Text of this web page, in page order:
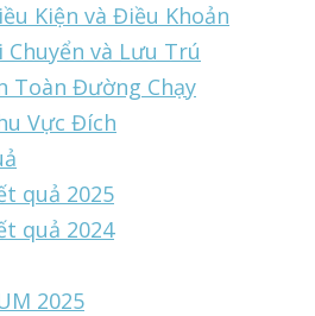
Kiện và Điều Khoản
Chuyển và Lưu Trú
Toàn Đường Chạy
Vực Đích
quả 2025
quả 2024
2025